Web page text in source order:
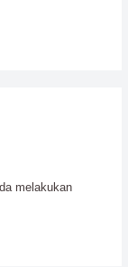
melakukan